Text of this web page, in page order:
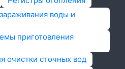
воды и
приготовления
очистки сточных вод